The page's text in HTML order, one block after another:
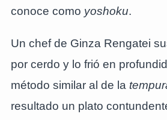
conoce como yoshoku.
Un chef de Ginza Rengatei
por cerdo y lo frió en
método similar al de la
resultado un plato